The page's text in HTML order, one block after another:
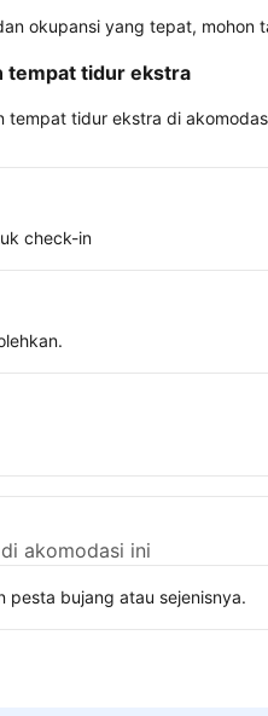
okupansi yang tepat,
tempat tidur ekstra
tempat tidur ekstra di
check-in
akomodasi ini
pesta bujang atau sejenisnya.